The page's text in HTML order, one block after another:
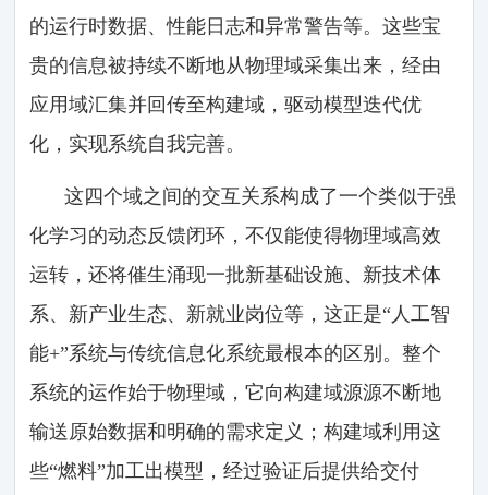
的运行时数据、性能日志和异常警告等。这些宝
贵的信息被持续不断地从物理域采集出来，经由
应用域汇集并回传至构建域，驱动模型迭代优
化，实现系统自我完善。
这四个域之间的交互关系构成了一个类似于强
化学习的动态反馈闭环，不仅能使得物理域高效
运转，还将催生涌现一批新基础设施、新技术体
系、新产业生态、新就业岗位等，这正是“人工智
能+”系统与传统信息化系统最根本的区别。整个
系统的运作始于物理域，它向构建域源源不断地
输送原始数据和明确的需求定义；构建域利用这
些“燃料”加工出模型，经过验证后提供给交付